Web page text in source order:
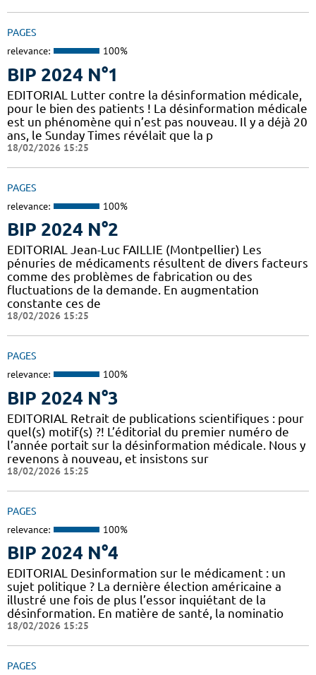
PAGES
relevance: 100%
BIP 2024 N°1
EDITORIAL Lutter contre la désinformation médicale,
pour le bien des patients ! La désinformation médicale
est un phénomène qui n’est pas nouveau. Il y a déjà 20
ans, le Sunday Times révélait que la p
18/02/2026 15:25
PAGES
relevance: 100%
BIP 2024 N°2
EDITORIAL Jean-Luc FAILLIE (Montpellier) Les
pénuries de médicaments résultent de divers facteurs
comme des problèmes de fabrication ou des
fluctuations de la demande. En augmentation
constante ces de
18/02/2026 15:25
PAGES
relevance: 100%
BIP 2024 N°3
EDITORIAL Retrait de publications scientifiques : pour
quel(s) motif(s) ?! L’éditorial du premier numéro de
l’année portait sur la désinformation médicale. Nous y
revenons à nouveau, et insistons sur
18/02/2026 15:25
PAGES
relevance: 100%
BIP 2024 N°4
EDITORIAL Desinformation sur le médicament : un
sujet politique ? La dernière élection américaine a
illustré une fois de plus l’essor inquiétant de la
désinformation. En matière de santé, la nominatio
18/02/2026 15:25
PAGES